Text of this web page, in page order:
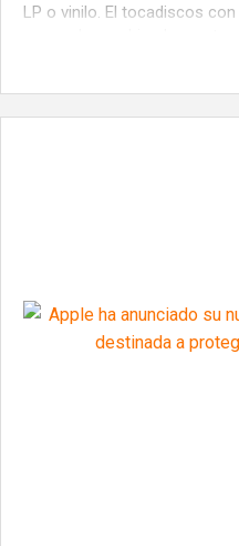
LP o vinilo. El tocadiscos